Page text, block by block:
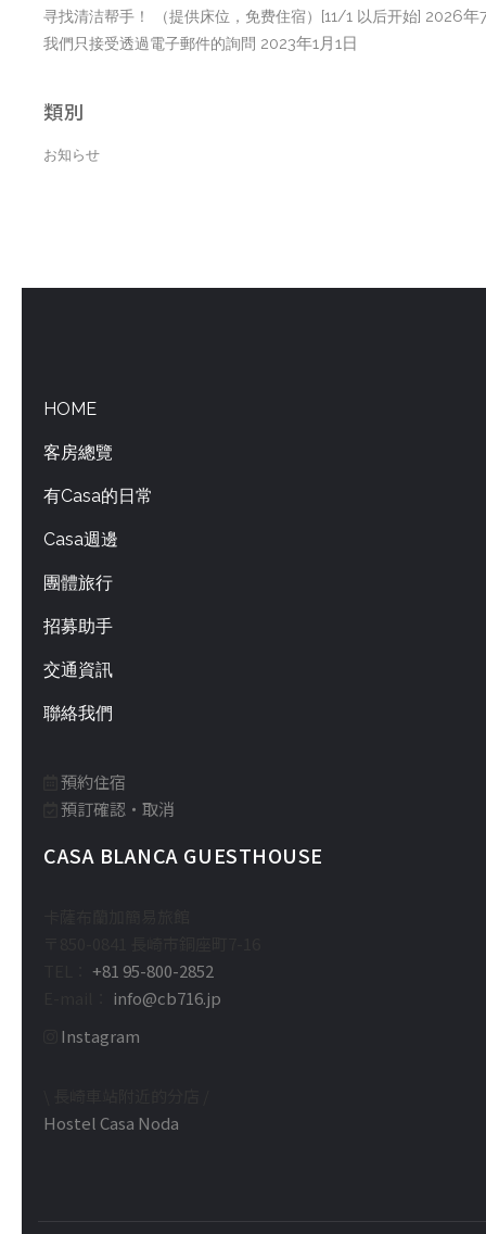
寻找清洁帮手！ （提供床位，免费住宿）[11/1 以后开始] 2026年
我們只接受透過電子郵件的詢問 2023年1月1日
類別
お知らせ
HOME
客房總覽
有Casa的日常
Casa週邊
團體旅行
招募助手
交通資訊
聯絡我們
預約住宿
預訂確認・取消
CASA BLANCA GUESTHOUSE
+81 95-800-2852
info@cb716.jp
Instagram
Hostel Casa Noda